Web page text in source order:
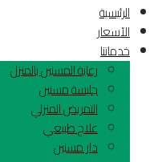
الرئيسية
الآسعار
خدماتنا
رعاية المسنين بالمنزل
جليسة مسنين
التمريض المنزلي
علاج طبيعي
دار مسنين